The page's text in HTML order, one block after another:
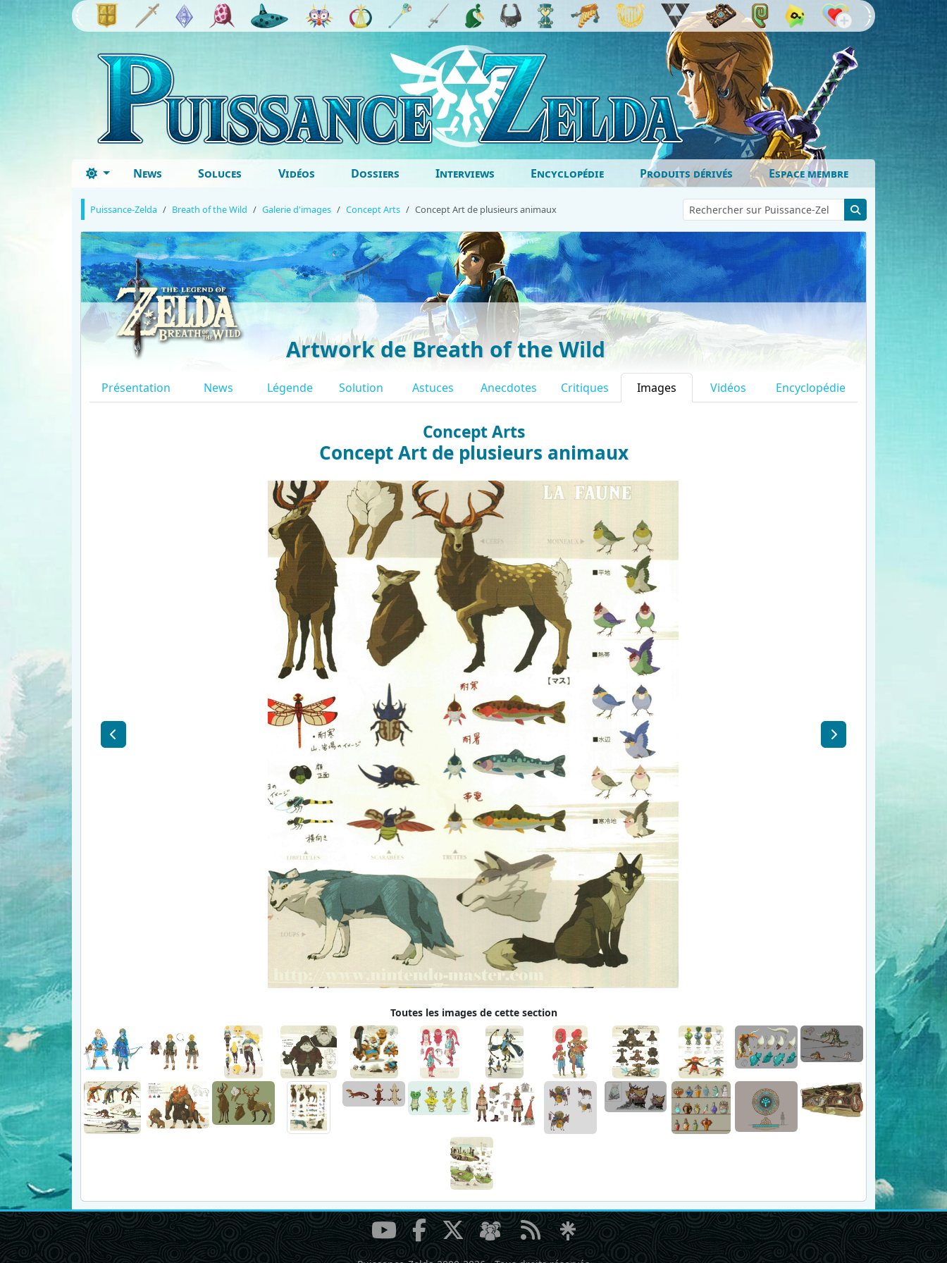
News Soluces Vidéos Dossiers Interviews Encyclopédie Produits dérivés Espace membre
Puissance-Zelda Breath of the Wild Galerie d'images Concept Arts Concept Art de plusieurs animaux
Artwork de Breath of the Wild
Présentation News Légende Solution Astuces Anecdotes Critiques Images Vidéos Encyclopédie
Concept Arts
Concept Art de plusieurs animaux
Toutes les images de cette section